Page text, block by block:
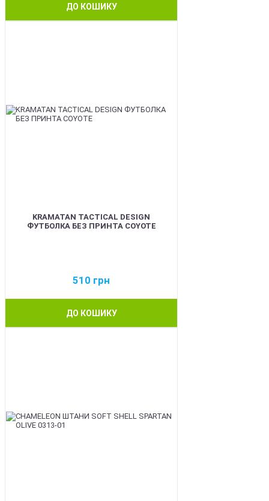
ДО КОШИКУ
KRAMATAN TACTICAL DESIGN
ФУТБОЛКА БЕЗ ПРИНТА COYOTE
510 грн
ДО КОШИКУ